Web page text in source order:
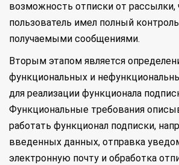
возможность отписки от рассылки,
пользователь имел полный
получаемыми сообщениями.
Вторым этапом является
функциональных и
для реализации функционала
Функциональные требования
работать функционал подписки,
введенных данных, отправка
электронную почту и обработка